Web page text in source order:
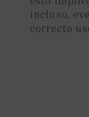
incluso,
correcto